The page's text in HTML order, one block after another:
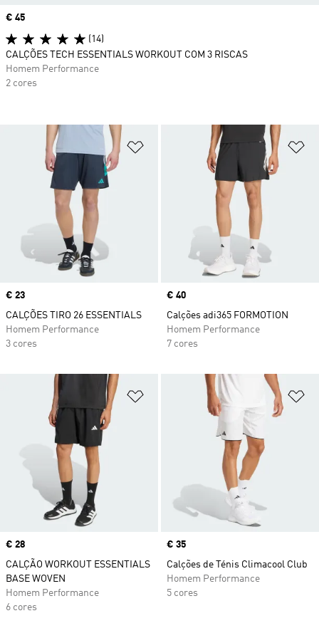
Adicionar à Lista de Desejos
Price
€ 23
CALÇÕES TIRO 26 ESSENTIALS
Homem Performance
3 cores
Price
€ 40
Calções adi365 FORMOTION
Homem Performance
7 cores
Adicionar à Lista de Desejos
Price
€ 28
CALÇÃO WORKOUT ESSENTIALS
BASE WOVEN
Homem Performance
6 cores
Price
€ 35
Calções de Ténis Climacool Club
Homem Performance
5 cores
Price
€ 45
(14)
CALÇÕES TECH ESSENTIALS WORKOUT COM 3 RISCAS
Homem Performance
2 cores